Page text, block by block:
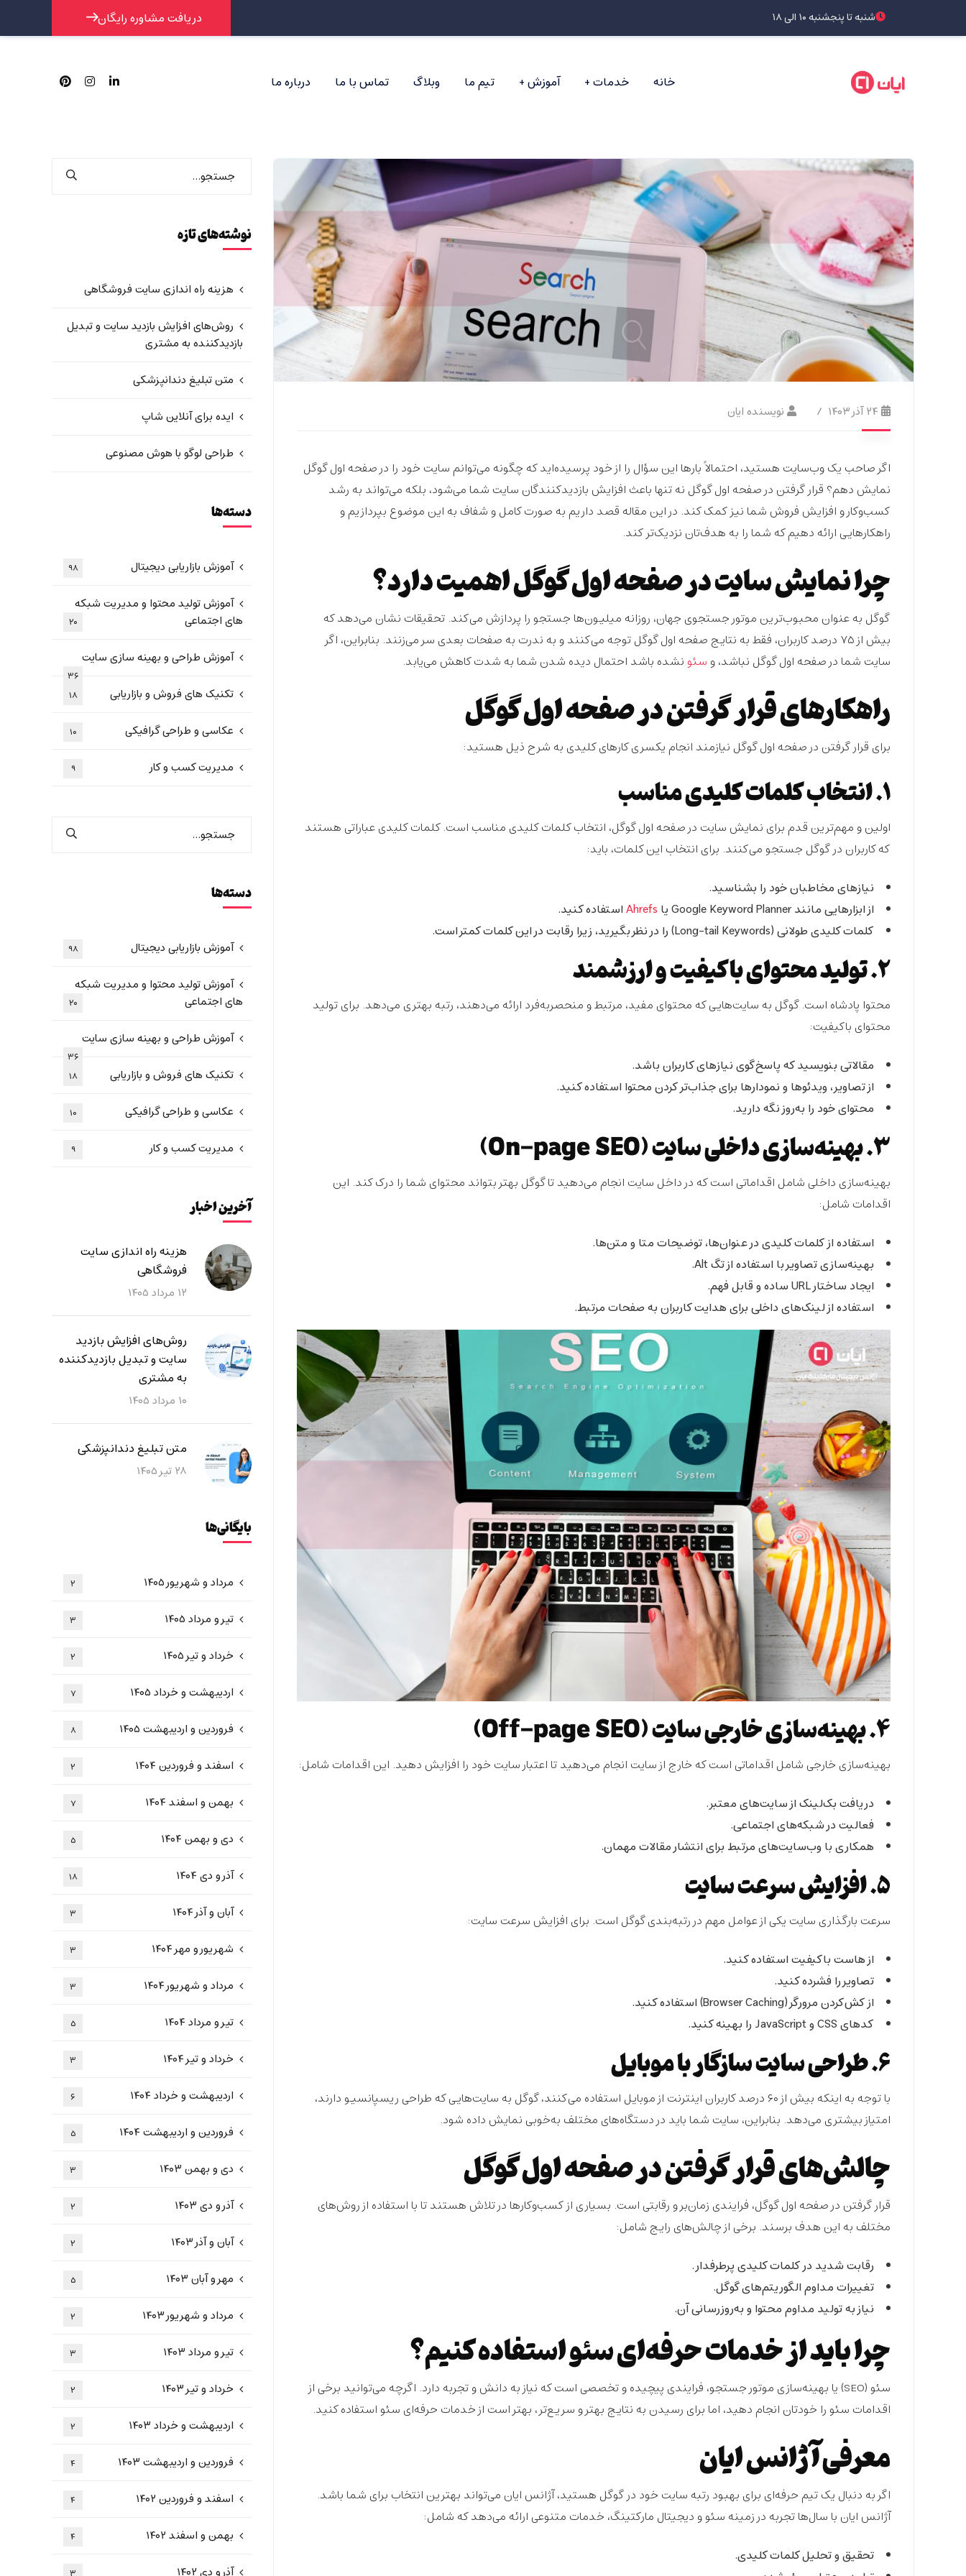
شنبه تا پنجشنبه ۱۰ الی ۱۸ دریافت مشاوره رایگان
خانه خدمات آموزش تیم ما وبلاگ تماس با ما درباره ما
۲۴ آذر ۱۴۰۳ نویسنده ایان
اگر صاحب یک وب‌سایت هستید، احتمالاً بارها این سؤال را از خود پرسیده‌اید که چگونه می‌توانم سایت خود را در صفحه اول گوگل
نمایش دهم؟ قرار گرفتن در صفحه اول گوگل نه تنها باعث افزایش بازدیدکنندگان سایت شما می‌شود، بلکه می‌تواند به رشد
کسب‌وکار و افزایش فروش شما نیز کمک کند. در این مقاله قصد داریم به صورت کامل و شفاف به این موضوع بپردازیم و
راهکارهایی ارائه دهیم که شما را به هدف‌تان نزدیک‌تر کند.
چرا نمایش سایت در صفحه اول گوگل اهمیت دارد؟
گوگل به عنوان محبوب‌ترین موتور جستجوی جهان، روزانه میلیون‌ها جستجو را پردازش می‌کند. تحقیقات نشان می‌دهد که
بیش از ۷۵ درصد کاربران، فقط به نتایج صفحه اول گوگل توجه می‌کنند و به ندرت به صفحات بعدی سر می‌زنند. بنابراین، اگر
سایت شما در صفحه اول گوگل نباشد، وسئونشده باشد احتمال دیده شدن شما به شدت کاهش می‌یابد.
راهکارهای قرار گرفتن در صفحه اول گوگل
برای قرار گرفتن در صفحه اول گوگل نیازمند انجام یکسری کارهای کلیدی به شرح ذیل هستید:
۱. انتخاب کلمات کلیدی مناسب
اولین و مهم‌ترین قدم برای نمایش سایت در صفحه اول گوگل، انتخاب کلمات کلیدی مناسب است. کلمات کلیدی عباراتی هستند
که کاربران در گوگل جستجو می‌کنند. برای انتخاب این کلمات، باید:
نیازهای مخاطبان خود را بشناسید.
از ابزارهایی مانند Google Keyword Planner یا
استفاده کنید.
کلمات کلیدی طولانی (Long-tail Keywords) را در نظر بگیرید، زیرا رقابت در این کلمات کمتر است.
۲. تولید محتوای باکیفیت و ارزشمند
محتوا پادشاه است. گوگل به سایت‌هایی که محتوای مفید، مرتبط و منحصربه‌فرد ارائه می‌دهند، رتبه بهتری می‌دهد. برای تولید
محتوای باکیفیت:
مقالاتی بنویسید که پاسخ‌گوی نیازهای کاربران باشد.
از تصاویر، ویدئوها و نمودارها برای جذاب‌تر کردن محتوا استفاده کنید.
محتوای خود را به‌روز نگه دارید.
3. بهینه‌سازی داخلی سایت (On-page SEO)
بهینه‌سازی داخلی شامل اقداماتی است که در داخل سایت انجام می‌دهید تا گوگل بهتر بتواند محتوای شما را درک کند. این
اقدامات شامل:
استفاده از کلمات کلیدی در عنوان‌ها، توضیحات متا و متن‌ها.
بهینه‌سازی تصاویر با استفاده از تگ Alt.
ایجاد ساختار URL ساده و قابل فهم.
استفاده از لینک‌های داخلی برای هدایت کاربران به صفحات مرتبط.
4. بهینه‌سازی خارجی سایت (Off-page SEO)
بهینه‌سازی خارجی شامل اقداماتی است که خارج از سایت انجام می‌دهید تا اعتبار سایت خود را افزایش دهید. این اقدامات شامل:
دریافت بک‌لینک از سایت‌های معتبر.
فعالیت در شبکه‌های اجتماعی.
همکاری با وب‌سایت‌های مرتبط برای انتشار مقالات مهمان.
۵. افزایش سرعت سایت
سرعت بارگذاری سایت یکی از عوامل مهم در رتبه‌بندی گوگل است. برای افزایش سرعت سایت:
از هاست باکیفیت استفاده کنید.
تصاویر را فشرده کنید.
از کش‌کردن مرورگر (Browser Caching) استفاده کنید.
کدهای CSS و JavaScript را بهینه کنید.
۶. طراحی سایت سازگار با موبایل
با توجه به اینکه بیش از ۶۰ درصد کاربران اینترنت از موبایل استفاده می‌کنند، گوگل به سایت‌هایی که طراحی ریسپانسیو دارند،
امتیاز بیشتری می‌دهد. بنابراین، سایت شما باید در دستگاه‌های مختلف به‌خوبی نمایش داده شود.
چالش‌های قرار گرفتن در صفحه اول گوگل
قرار گرفتن در صفحه اول گوگل، فرایندی زمان‌بر و رقابتی است. بسیاری از کسب‌وکارها در تلاش هستند تا با استفاده از روش‌های
مختلف به این هدف برسند. برخی از چالش‌های رایج شامل:
رقابت شدید در کلمات کلیدی پرطرفدار.
تغییرات مداوم الگوریتم‌های گوگل.
نیاز به تولید مداوم محتوا و به‌روزرسانی آن.
چرا باید از خدمات حرفه‌ای سئو استفاده کنیم؟
سئو (SEO) یا بهینه‌سازی موتور جستجو، فرایندی پیچیده و تخصصی است که نیاز به دانش و تجربه دارد. اگرچه می‌توانید برخی از
اقدامات سئو را خودتان انجام دهید، اما برای رسیدن به نتایج بهتر و سریع‌تر، بهتر است از خدمات حرفه‌ای سئو استفاده کنید.
معرفی آژانس ایان
اگر به دنبال یک تیم حرفه‌ای برای بهبود رتبه سایت خود در گوگل هستید، آژانس ایان می‌تواند بهترین انتخاب برای شما باشد.
آژانس ایان با سال‌ها تجربه در زمینه سئو و دیجیتال مارکتینگ، خدمات متنوعی ارائه می‌دهد که شامل:
تحقیق و تحلیل کلمات کلیدی.
نوشته‌های تازه
هزینه راه اندازی سایت فروشگاهی
روش‌های افزایش بازدید سایت و تبدیل
بازدیدکننده به مشتری
متن تبلیغ دندانپزشکی
ایده برای آنلاین شاپ
طراحی لوگو با هوش مصنوعی
دسته‌ها
آموزش بازاریابی دیجیتال ۹۸
آموزش تولید محتوا و مدیریت شبکه
های اجتماعی
۲۰
آموزش طراحی و بهینه سازی سایت
۳۶
تکنیک های فروش و بازاریابی ۱۸
عکاسی و طراحی گرافیکی ۱۰
مدیریت کسب و کار ۹
دسته‌ها
آموزش بازاریابی دیجیتال ۹۸
آموزش تولید محتوا و مدیریت شبکه
های اجتماعی
۲۰
آموزش طراحی و بهینه سازی سایت
۳۶
تکنیک های فروش و بازاریابی ۱۸
عکاسی و طراحی گرافیکی ۱۰
مدیریت کسب و کار ۹
آخرین اخبار
هزینه راه اندازی سایت
فروشگاهی
۱۲ مرداد ۱۴۰۵
روش‌های افزایش بازدید
سایت و تبدیل بازدیدکننده
به مشتری
۱۰ مرداد ۱۴۰۵
متن تبلیغ دندانپزشکی
۲۸ تیر ۱۴۰۵
بایگانی‌ها
مرداد و شهریور ۱۴۰۵ ۲
تیر و مرداد ۱۴۰۵ ۳
خرداد و تیر ۱۴۰۵ ۲
اردیبهشت و خرداد ۱۴۰۵ ۷
فروردین و اردیبهشت ۱۴۰۵ ۸
اسفند و فروردین ۱۴۰۴ ۲
بهمن و اسفند ۱۴۰۴ ۷
دی و بهمن ۱۴۰۴ ۵
آذر و دی ۱۴۰۴ ۱۸
آبان و آذر ۱۴۰۴ ۳
شهریور و مهر ۱۴۰۴ ۳
مرداد و شهریور ۱۴۰۴ ۳
تیر و مرداد ۱۴۰۴ ۵
خرداد و تیر ۱۴۰۴ ۳
اردیبهشت و خرداد ۱۴۰۴ ۶
فروردین و اردیبهشت ۱۴۰۴ ۵
دی و بهمن ۱۴۰۳ ۳
آذر و دی ۱۴۰۳ ۲
آبان و آذر ۱۴۰۳ ۲
مهر و آبان ۱۴۰۳ ۵
مرداد و شهریور ۱۴۰۳ ۲
تیر و مرداد ۱۴۰۳ ۳
خرداد و تیر ۱۴۰۳ ۲
اردیبهشت و خرداد ۱۴۰۳ ۲
فروردین و اردیبهشت ۱۴۰۳ ۴
اسفند و فروردین ۱۴۰۲ ۴
بهمن و اسفند ۱۴۰۲ ۴